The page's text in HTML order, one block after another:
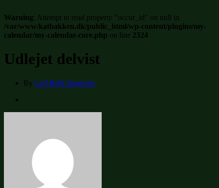
Warning: Attempt to read property "occur_id" on null in
/var/www/katbakken.dk/public_html/wp-content/plugins/my-
calendar/my-calendar-core.php on line 2324
Udlejet delvist
By Leif Bohl Sørensen